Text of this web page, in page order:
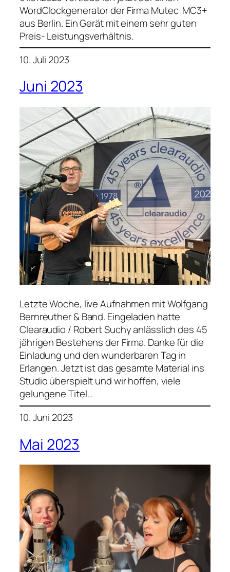
WordClockgenerator der Firma Mutec MC3+
aus Berlin. Ein Gerät mit einem sehr guten
Preis- Leistungsverhältnis.
10. Juli 2023
Juni 2023
Letzte Woche, live Aufnahmen mit Wolfgang
Bernreuther & Band. Eingeladen hatte
Clearaudio / Robert Suchy anlässlich des 45
jährigen Bestehens der Firma. Danke für die
Einladung und den wunderbaren Tag in
Erlangen. Jetzt ist das gesamte Material ins
Studio überspielt und wir hoffen, viele
gelungene Titel…
10. Juni 2023
Mai 2023